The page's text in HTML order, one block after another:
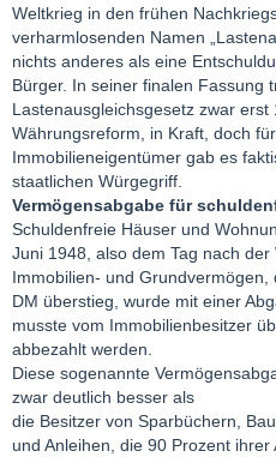
Weltkrieg in den frühen
verharmlosenden Namen
nichts anderes als eine
Bürger. In seiner finalen Fassung
Lastenausgleichsgesetz zwar
Währungsreform, in Kraft, doch
Immobilieneigentümer gab es
staatlichen Würgegriff.
Vermögensabgabe für
Schuldenfreie Häuser und
Juni 1948, also dem Tag nach
Immobilien- und
DM überstieg, wurde mit einer
musste vom Immobilienbesitzer
abbezahlt werden.
Diese sogenannte
zwar deutlich besser als
die Besitzer von Sparbüchern,
und Anleihen, die 90 Prozent